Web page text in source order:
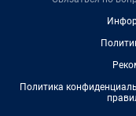
Политика